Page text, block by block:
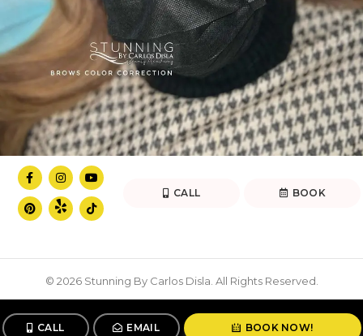
CALL EMAIL BOOK NOW!
CALL BOOK
© 2026 Stunning By Carlos Disla. All Rights Reserved.